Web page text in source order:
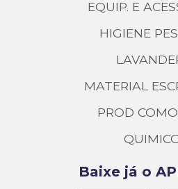
EQUIP. E
HIGIENE
MATERIAL
PROD
Baixe já o